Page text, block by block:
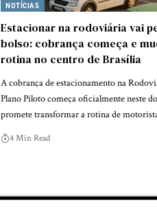
NOTÍCIAS
Estacionar na rodoviária vai
bolso: cobrança começa e
rotina no centro de Brasília
A cobrança de estacionamento na
Plano Piloto começa oficialmente neste
promete transformar a rotina de
4 Min Read